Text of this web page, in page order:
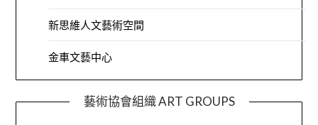
新思維人文藝術空間
金車文藝中心
藝術協會組織 ART GROUPS